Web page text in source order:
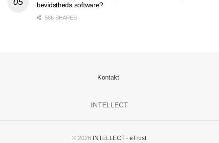
bevidstheds software?
586 SHARES
Kontakt
INTELLECT
© 2026 INTELLECT- eTrust.